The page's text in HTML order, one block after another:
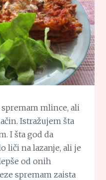
mlince, ali
Istražujem šta
I šta god da
liči na lazanje, ali je
od onih
spremam zaista